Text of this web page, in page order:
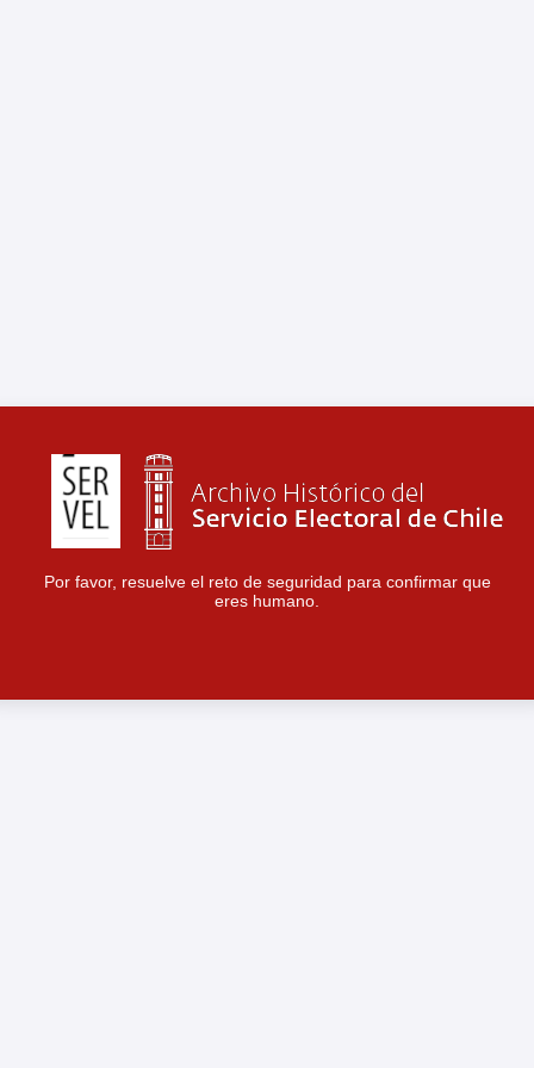
Por favor, resuelve el reto de seguridad para confirmar que
eres humano.